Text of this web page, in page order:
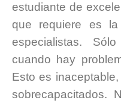
estudiante de
que requiere es
especialistas.
cuando hay
Esto es
sobrecapacitados.